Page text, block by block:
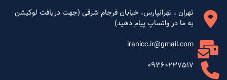
تهران ، تهرانپارس، خیابان فرجام شرقی (جهت دریافت لوکیشن
به ما در واتساپ پیام دهید)
iranicc.ir@gmail.com
09360237517